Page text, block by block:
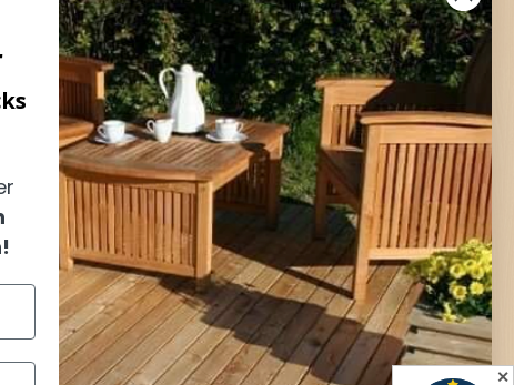
FLEXIBLE ZAHLUNG
Vorkasse
Überweisung
Lastschrift
Nachnahme
Rechnung
Kreditkarte
Paypal
Bar bei Abholung
✕
!